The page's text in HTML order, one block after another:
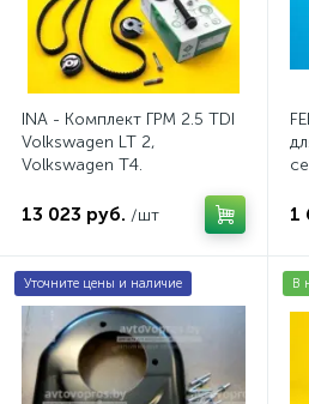
INA - Комплект ГРМ 2.5 TDI
Volkswagen LT 2,
Volkswagen Т4.
13 023 руб. /шт 1
Уточните цены и наличие В